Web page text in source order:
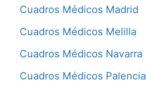
Cuadros Médicos Madrid
Cuadros Médicos Melilla
Cuadros Médicos Navarra
Cuadros Médicos Palencia